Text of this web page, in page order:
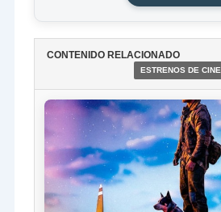
CONTENIDO RELACIONADO
ESTRENOS DE CINE